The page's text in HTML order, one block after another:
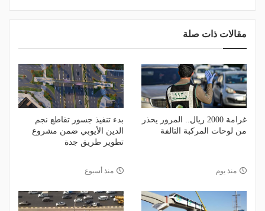
مقالات ذات صلة
غرامة 2000 ريال.. المرور يحذر
من لوحات المركبة التالفة
منذ يوم
بدء تنفيذ جسور تقاطع نجم
الدين الأيوبي ضمن مشروع
تطوير طريق جدة
منذ أسبوع